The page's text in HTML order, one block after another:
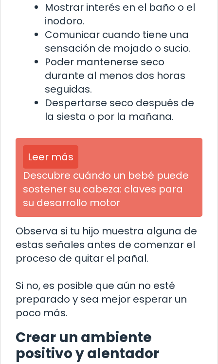
Mostrar interés en el baño o el
inodoro.
Comunicar cuando tiene una
sensación de mojado o sucio.
Poder mantenerse seco
durante al menos dos horas
seguidas.
Despertarse seco después de
la siesta o por la mañana.
Leer más
Descubre cuándo un bebé puede
sostener su cabeza: claves para
su desarrollo motor
Observa si tu hijo muestra alguna de
estas señales antes de comenzar el
proceso de quitar el pañal.
Si no, es posible que aún no esté
preparado y sea mejor esperar un
poco más.
Crear un ambiente
positivo y alentador